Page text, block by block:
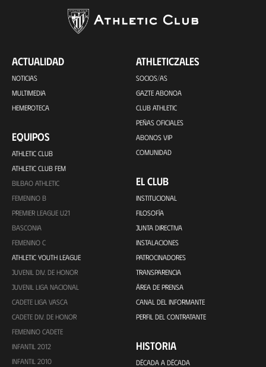
ACTUALIDAD
NOTICIAS
MULTIMEDIA
HEMEROTECA
EQUIPOS
ATHLETIC CLUB
ATHLETIC CLUB FEM
BILBAO ATHLETIC
FEMENINO B
PREMIER LEAGUE U21
BASCONIA
FEMENINO C
ATHLETIC YOUTH LEAGUE
JUVENIL DIV. DE HONOR
JUVENIL LIGA NACIONAL
CADETE LIGA VASCA
CADETE DIV. DE HONOR
FEMENINO CADETE
INFANTIL 2012
INFANTIL 2010
ATHLETICZALES
SOCIOS/AS
GAZTE ABONOA
CLUB ATHLETIC
PEÑAS OFICIALES
ABONOS VIP
COMUNIDAD
EL CLUB
INSTITUCIONAL
FILOSOFÍA
JUNTA DIRECTIVA
INSTALACIONES
PATROCINADORES
TRANSPARENCIA
ÁREA DE PRENSA
CANAL DEL INFORMANTE
PERFIL DEL CONTRATANTE
HISTORIA
DÉCADA A DÉCADA